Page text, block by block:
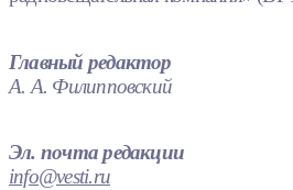
Главный редактор
А. А. Филипповский
Эл. почта редакции
info@vesti.ru